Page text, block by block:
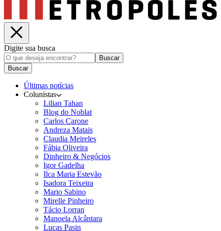
Digite sua busca
Buscar
Buscar
Últimas notícias
Colunistas
Lilian Tahan
Blog do Noblat
Carlos Carone
Andreza Matais
Claudia Meireles
Fábia Oliveira
Dinheiro & Negócios
Igor Gadelha
Ilca Maria Estevão
Isadora Teixeira
Mario Sabino
Mirelle Pinheiro
Tácio Lorran
Manoela Alcântara
Lucas Pasin